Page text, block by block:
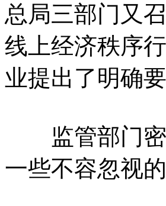
总局三部门又
线上经济秩序
业提出了明确要
监管部门密
一些不容忽视的